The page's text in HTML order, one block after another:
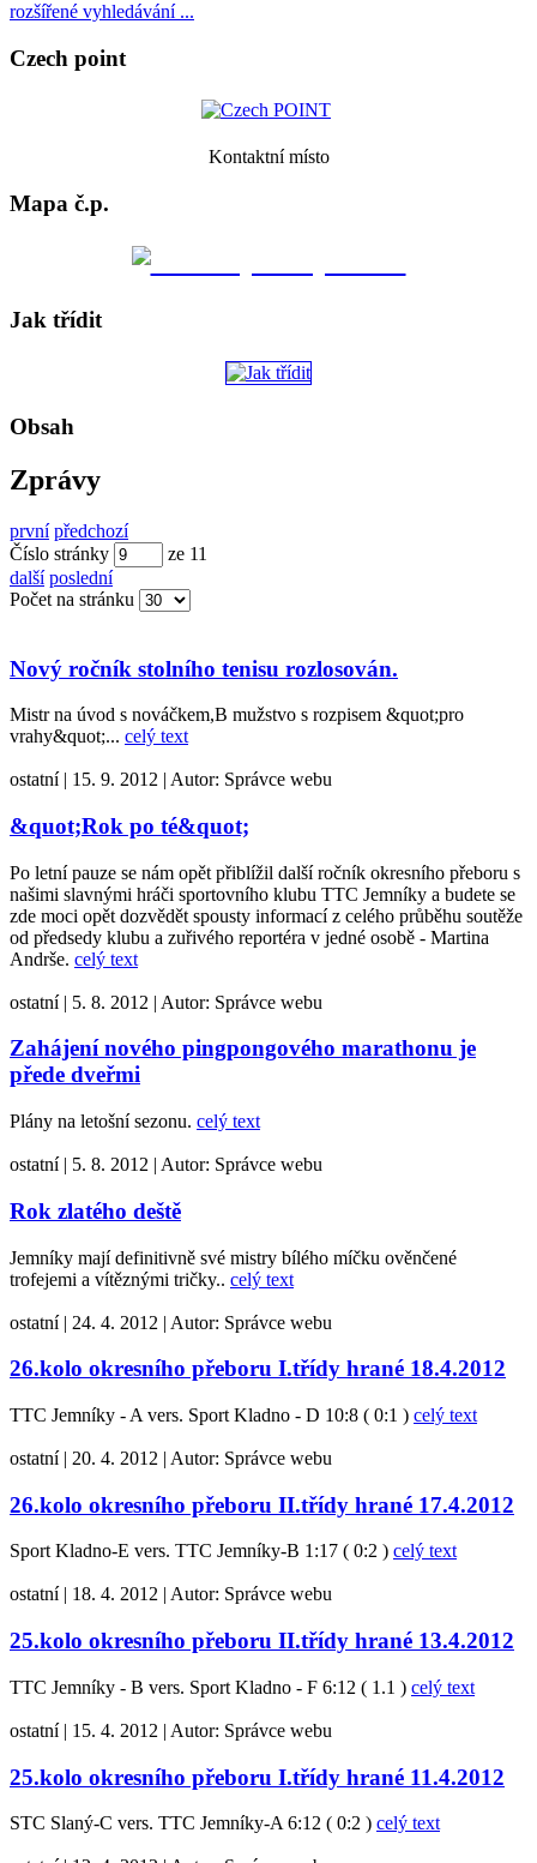
rozšířené vyhledávání ...
Czech point
Kontaktní místo
Mapa č.p.
Jak třídit
Obsah
Zprávy
první předchozí
Číslo stránky
ze 11
další poslední
Počet na stránku
Nový ročník stolního tenisu rozlosován.
Mistr na úvod s nováčkem,B mužstvo s rozpisem &quot;pro
vrahy&quot;... celý text
ostatní | 15. 9. 2012 | Autor: Správce webu
&quot;Rok po té&quot;
Po letní pauze se nám opět přiblížil další ročník okresního přeboru s
našimi slavnými hráči sportovního klubu TTC Jemníky a budete se
zde moci opět dozvědět spousty informací z celého průběhu soutěže
od předsedy klubu a zuřivého reportéra v jedné osobě - Martina
Andrše. celý text
ostatní | 5. 8. 2012 | Autor: Správce webu
Zahájení nového pingpongového marathonu je
přede dveřmi
Plány na letošní sezonu. celý text
ostatní | 5. 8. 2012 | Autor: Správce webu
Rok zlatého deště
Jemníky mají definitivně své mistry bílého míčku ověnčené
trofejemi a vítěznými tričky.. celý text
ostatní | 24. 4. 2012 | Autor: Správce webu
26.kolo okresního přeboru I.třídy hrané 18.4.2012
TTC Jemníky - A vers. Sport Kladno - D 10:8 ( 0:1 ) celý text
ostatní | 20. 4. 2012 | Autor: Správce webu
26.kolo okresního přeboru II.třídy hrané 17.4.2012
Sport Kladno-E vers. TTC Jemníky-B 1:17 ( 0:2 ) celý text
ostatní 18. 4. 2012 Autor: Správce webu
25.kolo okresního přeboru II.třídy hrané 13.4.2012
TTC Jemníky - B vers. Sport Kladno - F 6:12 ( 1.1 ) celý text
ostatní | 15. 4. 2012 | Autor: Správce webu
25.kolo okresního přeboru I.třídy hrané 11.4.2012
STC Slaný-C vers. TTC Jemníky-A 6:12 ( 0:2 ) celý text